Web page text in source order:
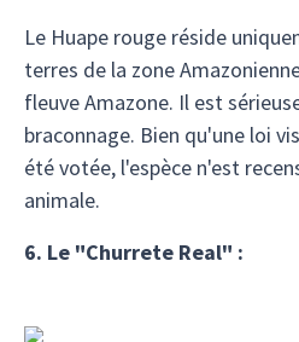
Le Huape rouge réside
terres de la zone
fleuve Amazone. Il est
braconnage. Bien qu'une loi
été votée, l'espèce n'est
animale.
6. Le "Churrete Real" :